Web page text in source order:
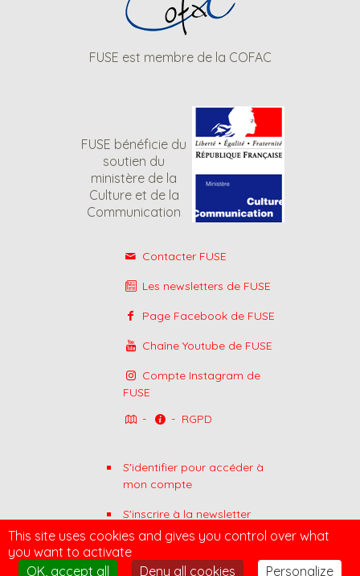
FUSE est membre de la COFAC
FUSE bénéficie du
soutien du
ministère de la
Culture et de la
Communication
Contacter FUSE
Les newsletters de FUSE
Page Facebook de FUSE
Chaîne Youtube de FUSE
Compte Instagram de
FUSE
-
- RGPD
S'identifier pour accéder à
mon compte
S'inscrire à la newsletter
Inf'FUSE
Adhérer à FUSE
This site uses cookies and gives you control over what
you want to activate
OK, accept all
Deny all cookies Personalize